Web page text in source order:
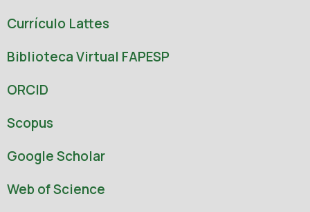
Currículo Lattes
Biblioteca Virtual FAPESP
ORCID
Scopus
Google Scholar
Web of Science